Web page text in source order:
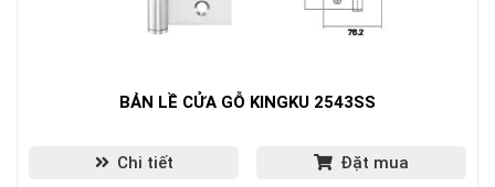
BẢN LỀ CỬA GỖ KINGKU 2543SS
Chi tiết Đặt mua